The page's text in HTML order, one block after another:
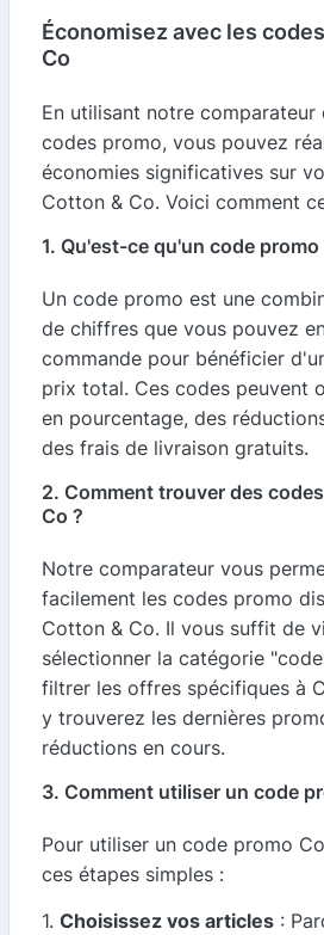
Économisez avec les
Co
En utilisant notre
codes promo, vous pouvez
économies significatives sur
Cotton & Co. Voici comment
1. Qu'est-ce qu'un code promo
Un code promo est une
de chiffres que vous pouvez
commande pour bénéficier
prix total. Ces codes peuvent
en pourcentage, des
des frais de livraison gratuits.
2. Comment trouver des
Co ?
Notre comparateur vous
facilement les codes promo
Cotton & Co. Il vous suffit de
sélectionner la catégorie
filtrer les offres spécifiques à
y trouverez les dernières
réductions en cours.
3. Comment utiliser un code
Pour utiliser un code promo
ces étapes simples :
1. Choisissez vos articles :